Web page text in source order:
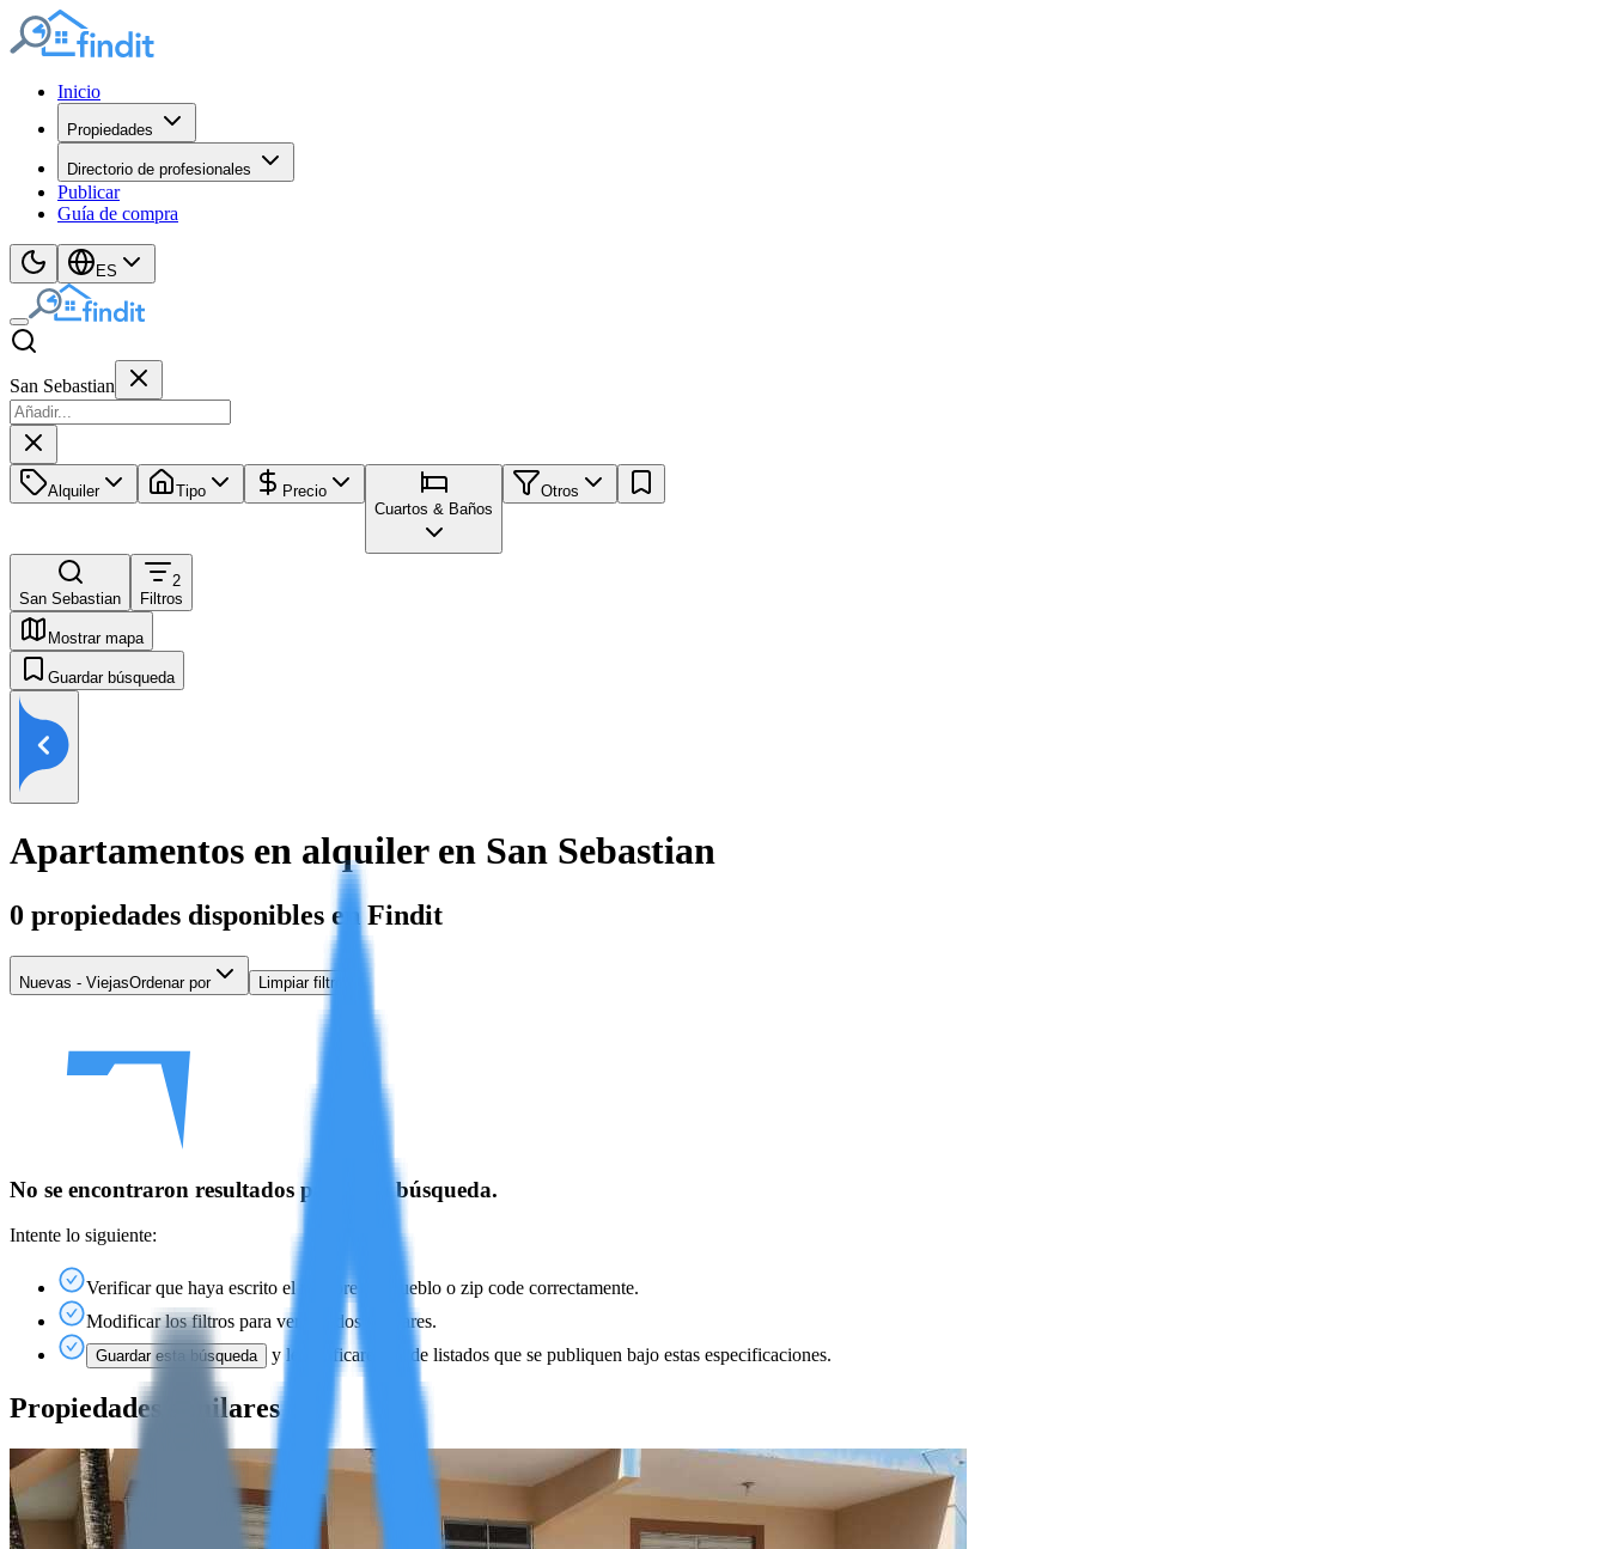
Inicio
Propiedades
Directorio de profesionales
Publicar
Guía de compra
ES
San Sebastian
Alquiler Tipo
Precio
Cuartos & Baños
Otros
San Sebastian
2
Filtros
Mostrar mapa
Guardar búsqueda
Apartamentos en alquiler en San Sebastian
0 propiedades disponibles en Findit
Nuevas - ViejasOrdenar por Limpiar filtros
No se encontraron resultados para esta búsqueda.
Intente lo siguiente:
Verificar que haya escrito el nombre del pueblo o zip code correctamente.
Modificar los filtros para ver listados similares.
Guardar esta búsqueda y le notificaremos de listados que se publiquen bajo estas especificaciones.
Propiedades similares